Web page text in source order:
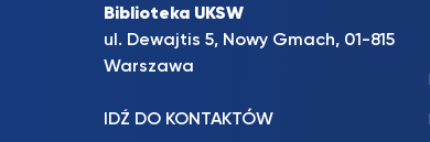
Biblioteka UKSW
ul. Dewajtis 5, Nowy Gmach, 01-815
Warszawa
IDŹ DO KONTAKTÓW